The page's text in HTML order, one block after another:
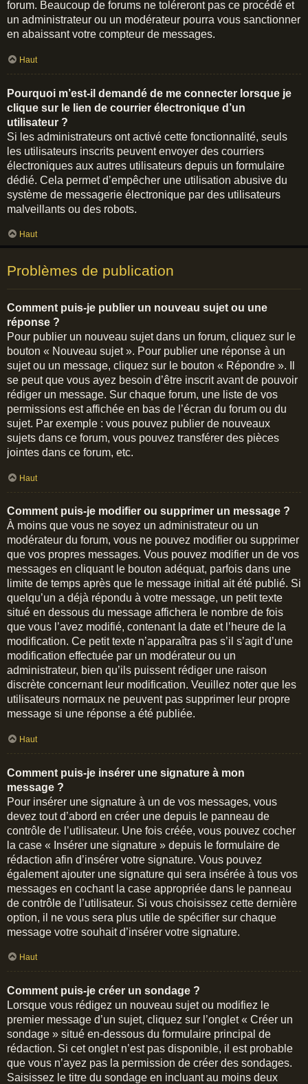
forum. Beaucoup de forums ne toléreront pas ce procédé et
un administrateur ou un modérateur pourra vous sanctionner
en abaissant votre compteur de messages.
Haut
Pourquoi m’est-il demandé de me connecter lorsque je
clique sur le lien de courrier électronique d’un
utilisateur ?
Si les administrateurs ont activé cette fonctionnalité, seuls
les utilisateurs inscrits peuvent envoyer des courriers
électroniques aux autres utilisateurs depuis un formulaire
dédié. Cela permet d’empêcher une utilisation abusive du
système de messagerie électronique par des utilisateurs
malveillants ou des robots.
Haut
Problèmes de publication
Comment puis-je publier un nouveau sujet ou une
réponse ?
Pour publier un nouveau sujet dans un forum, cliquez sur le
bouton « Nouveau sujet ». Pour publier une réponse à un
sujet ou un message, cliquez sur le bouton « Répondre ». Il
se peut que vous ayez besoin d’être inscrit avant de pouvoir
rédiger un message. Sur chaque forum, une liste de vos
permissions est affichée en bas de l’écran du forum ou du
sujet. Par exemple : vous pouvez publier de nouveaux
sujets dans ce forum, vous pouvez transférer des pièces
jointes dans ce forum, etc.
Haut
Comment puis-je modifier ou supprimer un message ?
À moins que vous ne soyez un administrateur ou un
modérateur du forum, vous ne pouvez modifier ou supprimer
que vos propres messages. Vous pouvez modifier un de vos
messages en cliquant le bouton adéquat, parfois dans une
limite de temps après que le message initial ait été publié. Si
quelqu’un a déjà répondu à votre message, un petit texte
situé en dessous du message affichera le nombre de fois
que vous l’avez modifié, contenant la date et l’heure de la
modification. Ce petit texte n’apparaîtra pas s’il s’agit d’une
modification effectuée par un modérateur ou un
administrateur, bien qu’ils puissent rédiger une raison
discrète concernant leur modification. Veuillez noter que les
utilisateurs normaux ne peuvent pas supprimer leur propre
message si une réponse a été publiée.
Haut
Comment puis-je insérer une signature à mon
message ?
Pour insérer une signature à un de vos messages, vous
devez tout d’abord en créer une depuis le panneau de
contrôle de l’utilisateur. Une fois créée, vous pouvez cocher
la case « Insérer une signature » depuis le formulaire de
rédaction afin d’insérer votre signature. Vous pouvez
également ajouter une signature qui sera insérée à tous vos
messages en cochant la case appropriée dans le panneau
de contrôle de l’utilisateur. Si vous choisissez cette dernière
option, il ne vous sera plus utile de spécifier sur chaque
message votre souhait d’insérer votre signature.
Haut
Comment puis-je créer un sondage ?
Lorsque vous rédigez un nouveau sujet ou modifiez le
premier message d’un sujet, cliquez sur l’onglet « Créer un
sondage » situé en-dessous du formulaire principal de
rédaction. Si cet onglet n’est pas disponible, il est probable
que vous n’ayez pas la permission de créer des sondages.
Saisissez le titre du sondage en incluant au moins deux